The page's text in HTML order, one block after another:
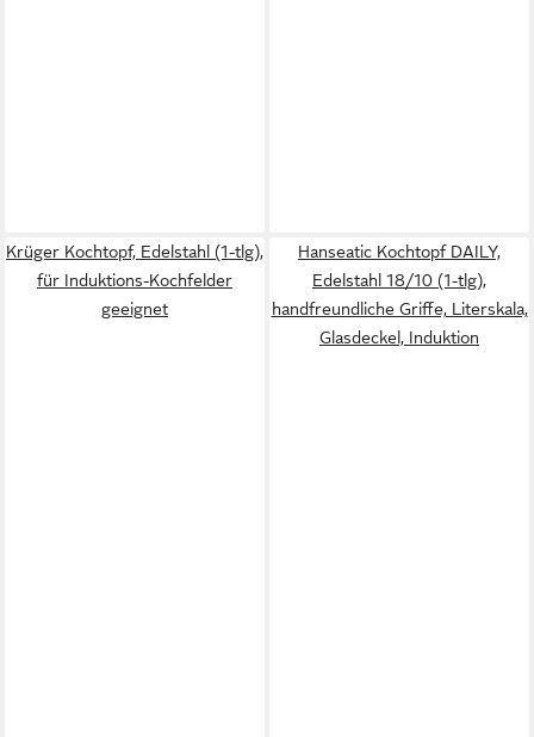
Krüger Kochtopf, Edelstahl (1-tlg),
für Induktions-Kochfelder
geeignet
Hanseatic Kochtopf DAILY,
Edelstahl 18/10 (1-tlg),
handfreundliche Griffe, Literskala,
Glasdeckel, Induktion